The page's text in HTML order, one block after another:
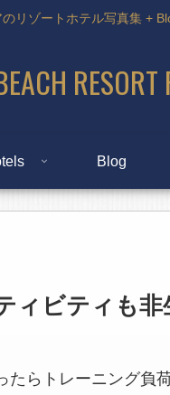
リゾートホテル写真集 +
Blog
ィビティも非
らトレーニング負